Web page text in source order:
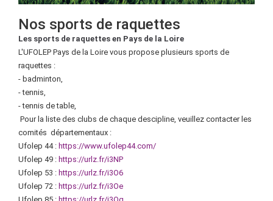
Nos sports de raquettes
Les sports de raquettes en Pays de la Loire
L'UFOLEP Pays de la Loire vous propose plusieurs sports de
raquettes :
- badminton,
- tennis,
- tennis de table,
Pour la liste des clubs de chaque descipline, veuillez contacter les
comités départementaux :
Ufolep 44 : https://www.ufolep44.com/
Ufolep 49 : https://urlz.fr/i3NP
Ufolep 53 : https://urlz.fr/i3O6
Ufolep 72 : https://urlz.fr/i3Oe